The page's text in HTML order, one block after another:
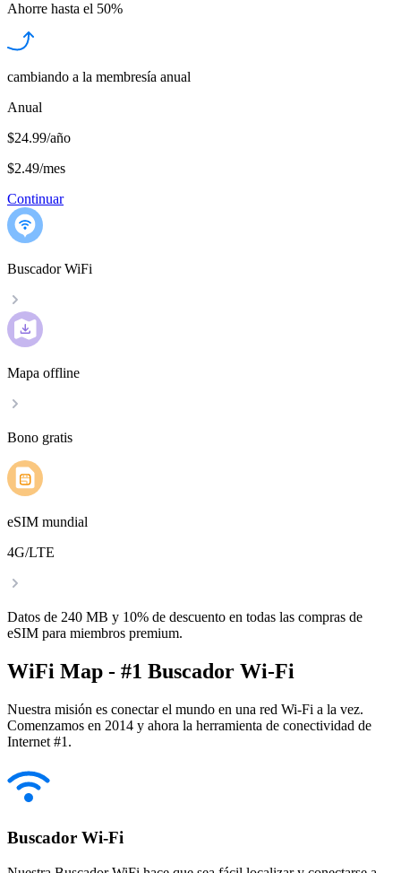
Ahorre hasta el 50%
cambiando a la membresía anual
Anual
$24.99/año
$2.49/mes
Continuar
Buscador WiFi
Mapa offline
Bono gratis
eSIM mundial
4G/LTE
Datos de 240 MB y 10% de descuento en todas las compras de
eSIM para miembros premium.
WiFi Map - #1 Buscador Wi-Fi
Nuestra misión es conectar el mundo en una red Wi-Fi a la vez.
Comenzamos en 2014 y ahora la herramienta de conectividad de
Internet #1.
Buscador Wi-Fi